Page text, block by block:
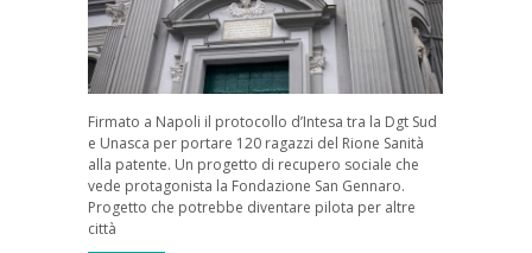
Firmato a Napoli il protocollo d’Intesa tra la Dgt Sud
e Unasca per portare 120 ragazzi del Rione Sanità
alla patente. Un progetto di recupero sociale che
vede protagonista la Fondazione San Gennaro.
Progetto che potrebbe diventare pilota per altre
città